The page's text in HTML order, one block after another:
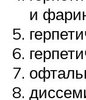
и